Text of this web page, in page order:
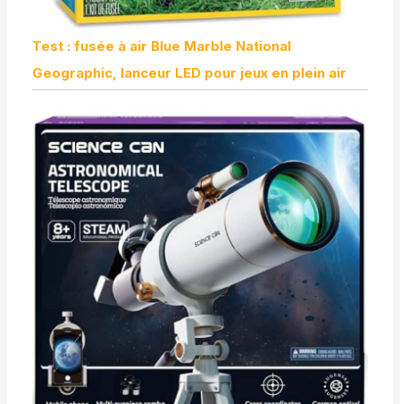
Test : fusée à air Blue Marble National
Geographic, lanceur LED pour jeux en plein air